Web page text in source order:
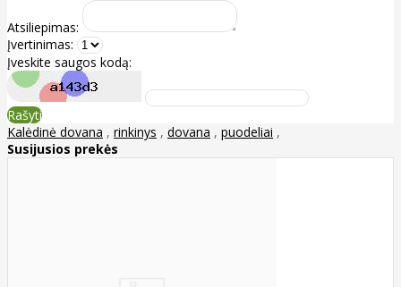
Atsiliepimas:
Įvertinimas:
Įveskite saugos kodą:
Rašyti
Kalėdinė dovana , rinkinys , dovana , puodeliai ,
Susijusios prekės